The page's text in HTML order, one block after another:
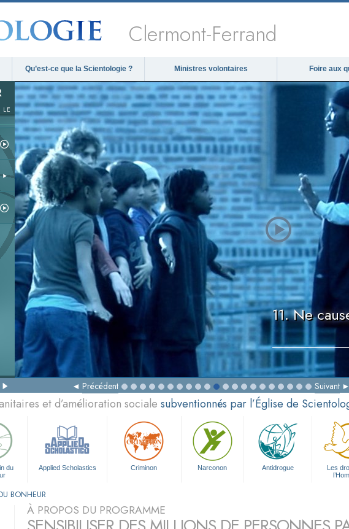
Clermont-Ferrand
Qu’est-ce que la Scientologie ? Ministres volontaires Foire aux
LE
11. Ne
Précédent Suivant
et d’amélioration sociale subventionnés par l’Église de
du
Applied Scholastics Criminon Narconon Antidrogue
Les
BONHEUR
À PROPOS DU PROGRAMME